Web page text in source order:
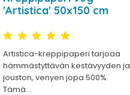
'Artistica' 50x150 cm
Artistica-kreppipaperi tarjoaa
hämmästyttävän kestävyyden ja
jouston, venyen jopa 500%.
Tämä...